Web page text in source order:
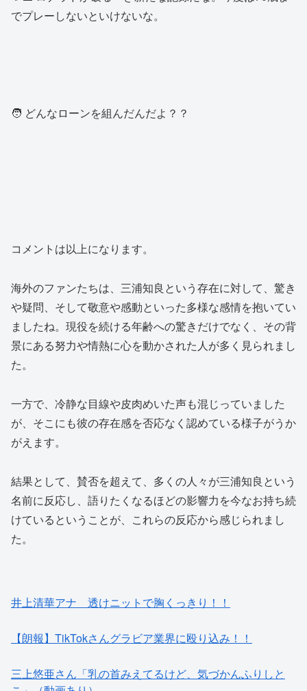
でプレーしないといけないな。
🧑 どんなローンを組んだんだよ？？
コメントは以上になります。
海外のファンたちは、三浦知良という存在に対して、驚き
や疑問、そして敬意や感動といった多様な感情を抱いてい
ましたね。現役を続ける年齢への驚きだけでなく、その背
景にある努力や情熱に心を動かされた人が多く見られまし
た。
一方で、冷静な目線や皮肉めいた声も混じっていました
が、そこにも彼の存在感を否応なく認めている様子がうか
がえます。
結果として、賛否を超えて、多くの人々が三浦知良という
名前に反応し、語りたくなるほどの影響力を今なお持ち続
けているということが、これらの反応から感じられまし
た。
こ」（動画あり）